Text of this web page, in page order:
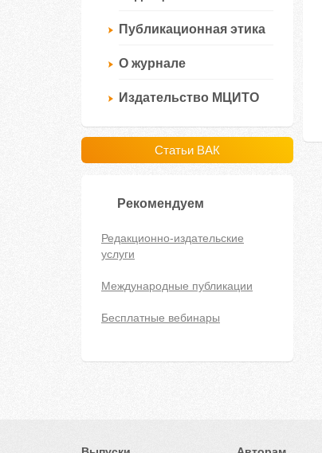
Публикационная этика
О журнале
Издательство МЦИТО
Статьи ВАК
Рекомендуем
Редакционно-издательские
услуги
Международные публикации
Бесплатные вебинары